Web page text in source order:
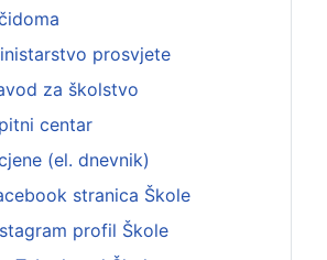
prosvjete
za školstvo
centar
(el. dnevnik)
stranica Škole
profil Škole